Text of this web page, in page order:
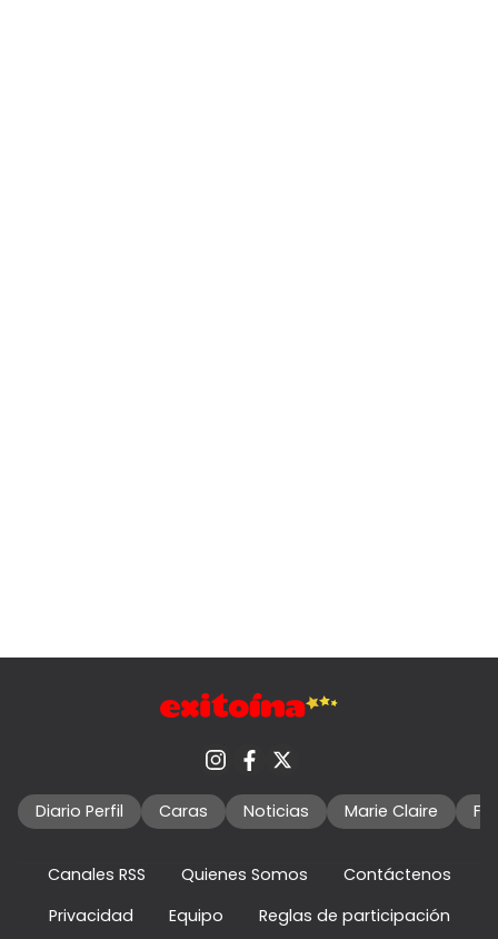
Diario Perfil Caras Noticias Marie Claire
Canales RSS Quienes Somos
Contáctenos
Privacidad
Equipo
Reglas de participación